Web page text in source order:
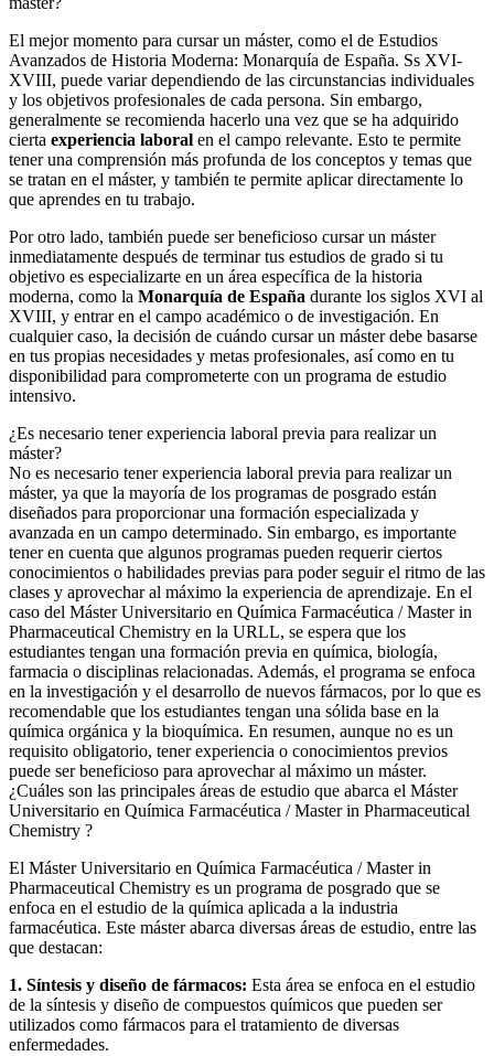
El mejor momento para cursar un máster, como el de Estudios
Avanzados de Historia Moderna: Monarquía de España. Ss XVI-
XVIII, puede variar dependiendo de las circunstancias individuales
y los objetivos profesionales de cada persona. Sin embargo,
generalmente se recomienda hacerlo una vez que se ha adquirido
cierta experiencia laboral en el campo relevante. Esto te permite
tener una comprensión más profunda de los conceptos y temas que
se tratan en el máster, y también te permite aplicar directamente lo
que aprendes en tu trabajo.
Por otro lado, también puede ser beneficioso cursar un máster
inmediatamente después de terminar tus estudios de grado si tu
objetivo es especializarte en un área específica de la historia
moderna, como la Monarquía de España durante los siglos XVI al
XVIII, y entrar en el campo académico o de investigación. En
cualquier caso, la decisión de cuándo cursar un máster debe basarse
en tus propias necesidades y metas profesionales, así como en tu
disponibilidad para comprometerte con un programa de estudio
intensivo.
¿Es necesario tener experiencia laboral previa para realizar un
máster?
No es necesario tener experiencia laboral previa para realizar un
máster, ya que la mayoría de los programas de posgrado están
diseñados para proporcionar una formación especializada y
avanzada en un campo determinado. Sin embargo, es importante
tener en cuenta que algunos programas pueden requerir ciertos
conocimientos o habilidades previas para poder seguir el ritmo de las
clases y aprovechar al máximo la experiencia de aprendizaje. En el
caso del Máster Universitario en Química Farmacéutica / Master in
Pharmaceutical Chemistry en la URLL, se espera que los
estudiantes tengan una formación previa en química, biología,
farmacia o disciplinas relacionadas. Además, el programa se enfoca
en la investigación y el desarrollo de nuevos fármacos, por lo que es
recomendable que los estudiantes tengan una sólida base en la
química orgánica y la bioquímica. En resumen, aunque no es un
requisito obligatorio, tener experiencia o conocimientos previos
puede ser beneficioso para aprovechar al máximo un máster.
¿Cuáles son las principales áreas de estudio que abarca el Máster
Universitario en Química Farmacéutica / Master in Pharmaceutical
Chemistry ?
El Máster Universitario en Química Farmacéutica / Master in
Pharmaceutical Chemistry es un programa de posgrado que se
enfoca en el estudio de la química aplicada a la industria
farmacéutica. Este máster abarca diversas áreas de estudio, entre las
que destacan:
1. Síntesis y diseño de fármacos: Esta área se enfoca en el estudio
de la síntesis y diseño de compuestos químicos que pueden ser
utilizados como fármacos para el tratamiento de diversas
enfermedades.